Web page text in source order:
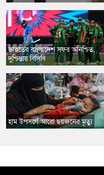
ভারতের বাংলাদেশ সফর অনিশ্চিত,
দুশ্চিন্তায় বিসিবি
​হাম উপসর্গে আরো ছয়জনের মৃত্যু